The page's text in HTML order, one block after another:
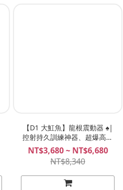
【D1 大魟魚】龍根震動器 ♠️|
控射持久訓練神器、超爆高刺
激，男人必玩！NITE D1 夜能
環震器PRO
NT$3,680 ~ NT$6,680
NT$8,340